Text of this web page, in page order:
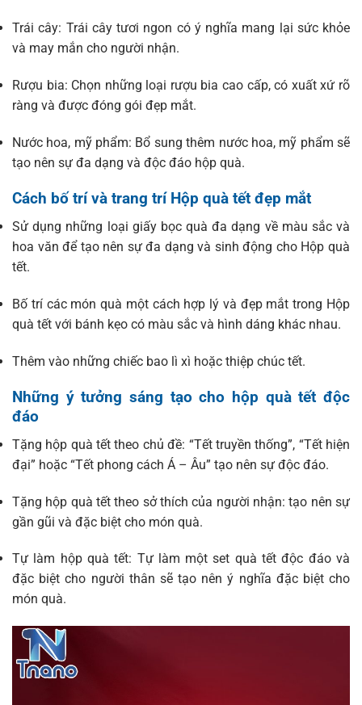
Trái cây: Trái cây tươi ngon có ý nghĩa mang lại sức khỏe
và may mắn cho người nhận.
Rượu bia: Chọn những loại rượu bia cao cấp, có xuất xứ rõ
ràng và được đóng gói đẹp mắt.
Nước hoa, mỹ phẩm: Bổ sung thêm nước hoa, mỹ phẩm sẽ
tạo nên sự đa dạng và độc đáo hộp quà.
Cách bố trí và trang trí Hộp quà tết đẹp mắt
Sử dụng những loại giấy bọc quà đa dạng về màu sắc và
hoa văn để tạo nên sự đa dạng và sinh động cho Hộp quà
tết.
Bố trí các món quà một cách hợp lý và đẹp mắt trong Hộp
quà tết với bánh kẹo có màu sắc và hình dáng khác nhau.
Thêm vào những chiếc bao lì xì hoặc thiệp chúc tết.
Những ý tưởng sáng tạo cho hộp quà tết độc
đáo
Tặng hộp quà tết theo chủ đề: “Tết truyền thống”, “Tết hiện
đại” hoặc “Tết phong cách Á – Âu” tạo nên sự độc đáo.
Tặng hộp quà tết theo sở thích của người nhận: tạo nên sự
gần gũi và đặc biệt cho món quà.
Tự làm hộp quà tết: Tự làm một set quà tết độc đáo và
đặc biệt cho người thân sẽ tạo nên ý nghĩa đặc biệt cho
món quà.